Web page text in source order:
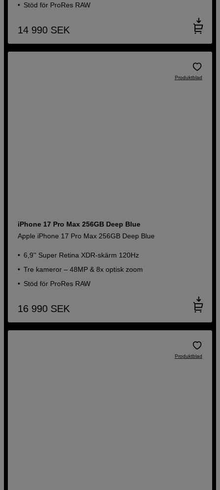
Stöd för ProRes RAW
14 990 SEK
Produktblad
iPhone 17 Pro Max 256GB Deep Blue
Apple iPhone 17 Pro Max 256GB Deep Blue
6,9'' Super Retina XDR-skärm 120Hz
Tre kameror – 48MP & 8x optisk zoom
Stöd för ProRes RAW
16 990 SEK
Produktblad